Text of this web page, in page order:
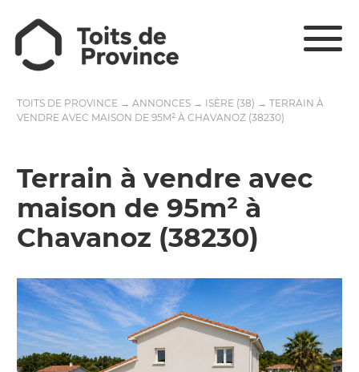
TOITS DE PROVINCE → ANNONCES → ISÈRE (38) → TERRAIN À
VENDRE AVEC MAISON DE 95M² À CHAVANOZ (38230)
Terrain à vendre avec
maison de 95m² à
Chavanoz (38230)